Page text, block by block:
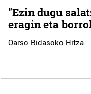
"Ezin dugu
eragin eta
Oarso Bidasoko Hitza